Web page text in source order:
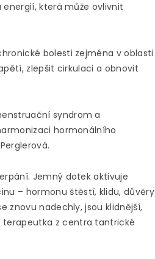
která může ovlivnit
bolesti zejména v oblasti
zlepšit cirkulaci a obnovit
syndrom a
hormonálního
Jemný dotek aktivuje
– hormonu štěstí, klidu, důvěry
znovu nadechly, jsou klidnější,
terapeutka z centra tantrické